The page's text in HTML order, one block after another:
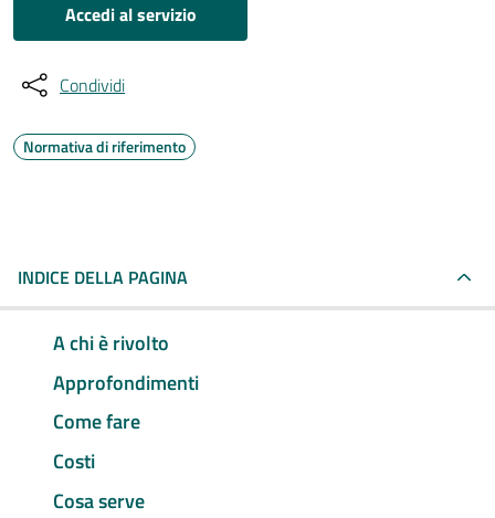
Accedi al servizio
Condividi
Normativa di riferimento
INDICE DELLA PAGINA
A chi è rivolto
Approfondimenti
Come fare
Costi
Cosa serve